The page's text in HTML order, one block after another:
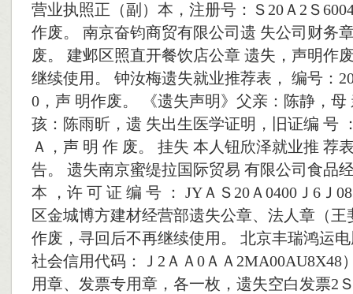
营业执照正（副）本，注册号：Ｓ20Ａ2Ｓ
作废。 南京奋钧商贸有限公司遗 失公司财务
废。 建邺区照直开餐饮店公章 遗失，声明作
继续使用。 钟汝梅遗失就业推荐表， 编号：
0，声 明作废。 《遗失声明》父亲：陈静，母
孩：陈雨昕，遗 失出生医学证明，旧证编 号
Ａ，声 明 作 废。 挂失 本人钮欣泽就业推 荐
告。 遗失南京蜜缇拉国际贸易 有限公司食品
本 ，许 可 证 编 号 ： JYＡＳ20Ａ0400Ｊ6Ｊ
区金城博方建材经营部遗失公章、法人章（
作废，寻回后不再继续使用。 北京丰瑞鸿运
社会信用代码：Ｊ2ＡＡ0ＡＡ2MA00AU8X48
用章、发票专用章，各一枚，遗失空白发票2